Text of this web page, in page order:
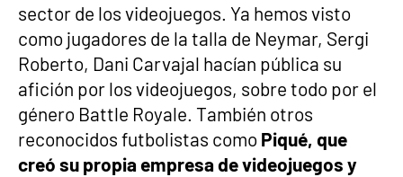
sector de los videojuegos. Ya hemos visto
como jugadores de la talla de Neymar, Sergi
Roberto, Dani Carvajal hacían pública su
afición por los videojuegos, sobre todo por el
género Battle Royale. También otros
reconocidos futbolistas como Piqué, que
creó su propia empresa de videojuegos y